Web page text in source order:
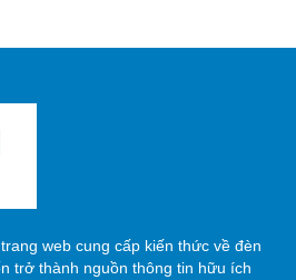
web cung cấp kiến thức về đèn
trở thành nguồn thông tin hữu ích